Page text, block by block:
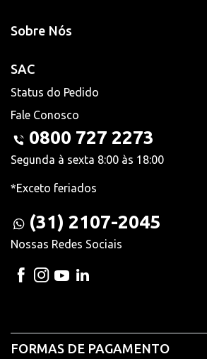
Sobre Nós
SAC
Status do Pedido
Fale Conosco
0800 727 2273
Segunda à sexta 8:00 às 18:00
*Exceto feriados
(31) 2107-2045
Nossas Redes Sociais
FORMAS DE PAGAMENTO